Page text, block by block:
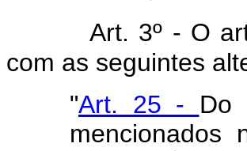
Art. 3º - O
com as seguintes
"Art. 25 - Do